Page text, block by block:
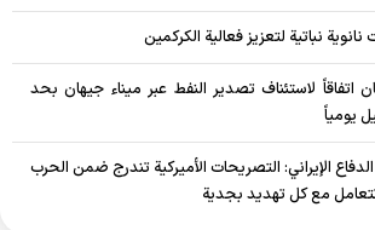
نباتية لتعزيز فعالية الكركمين
اتفاقاً لاستئناف تصدير النفط عبر ميناء جيهان بحد
الدفاع الإيراني: التصريحات الأميركية تندرج ضمن الحرب
مع كل تهديد بجدية